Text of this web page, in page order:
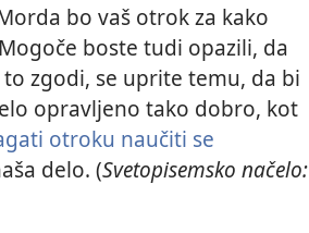
bo vaš otrok za kako
boste tudi opazili, da
zgodi, se uprite temu, da bi
opravljeno tako dobro, kot
otroku naučiti se
delo. (Svetopisemsko načelo: